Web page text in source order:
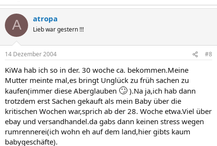
A atropa
Lieb war gestern !!!
14 Dezember 2004 #8
KiWa hab ich so in der. 30 woche ca. bekommen.Meine
Mutter meinte mal,es bringt Unglück zu früh sachen zu
kaufen(immer diese Aberglauben 🙄 ).Na ja,ich hab dann
trotzdem erst Sachen gekauft als mein Baby über die
kritischen Wochen war,sprich ab der 28. Woche etwa.Viel über
ebay und versandhandel.da gabs dann keinen stress wegen
rumrennerei(ich wohn eh auf dem land,hier gibts kaum
babygeschäfte).